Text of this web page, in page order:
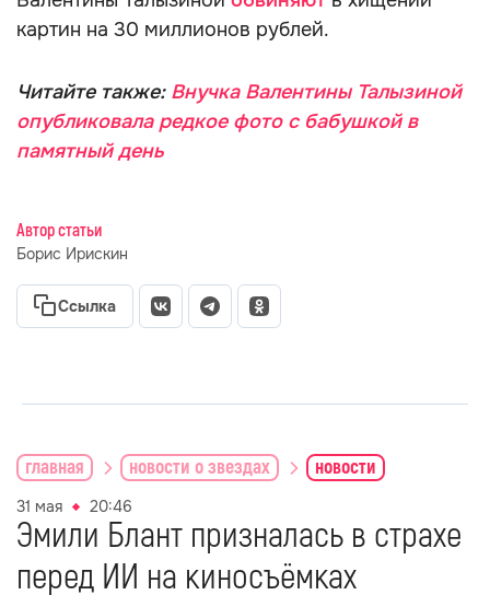
картин на 30 миллионов рублей.
Читайте также: Внучка Валентины Талызиной
опубликовала редкое фото с бабушкой в
памятный день
Автор статьи
Борис Ирискин
Ссылка
главная новости о звездах новости
31 мая 20:46
Эмили Блант призналась в страхе
перед ИИ на киносъёмках